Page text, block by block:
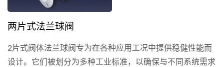
两片式法兰球阀
2片式阀体法兰球阀专为在各种应用工况中提供稳健性能而
设计。它们被划分为多种工业标准，以确保与不同系统需求